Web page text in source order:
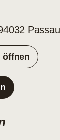
Passau
öffnen